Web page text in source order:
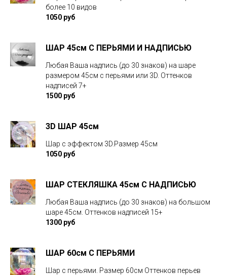
более 10 видов
1050 руб
ШАР 45см С ПЕРЬЯМИ И НАДПИСЬЮ
Любая Ваша надпись (до 30 знаков) на шаре
размером 45см с перьями или 3D. Оттенков
надписей 7+
1500 руб
3D ШАР 45см
Шар с эффектом 3D.Размер 45см
1050 руб
ШАР СТЕКЛЯШКА 45см С НАДПИСЬЮ
Любая Ваша надпись (до 30 знаков) на большом
шаре 45см. Оттенков надписей 15+
1300 руб
ШАР 60см С ПЕРЬЯМИ
Шар с перьями. Размер 60см Оттенков перьев